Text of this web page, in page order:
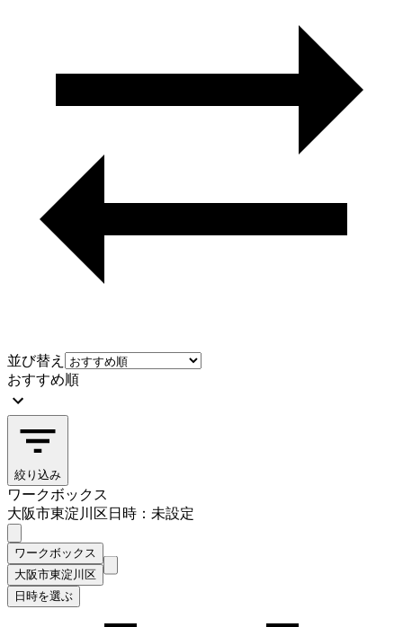
並び替え
おすすめ順
絞り込み
ワークボックス
大阪市東淀川区日時：未設定
ワークボックス
大阪市東淀川区
日時を選ぶ